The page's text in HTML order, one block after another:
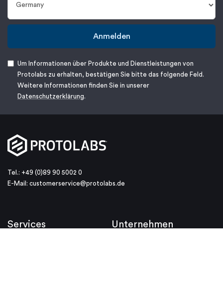
Anmelden
Um Informationen über Produkte und Dienstleistungen von
Protolabs zu erhalten, bestätigen Sie bitte das folgende Feld.
Weitere Informationen finden Sie in unserer
Datenschutzerklärung.
Tel.: +49 (0)89 90 5002 0
E-Mail: customerservice@protolabs.de
Services Unternehmen